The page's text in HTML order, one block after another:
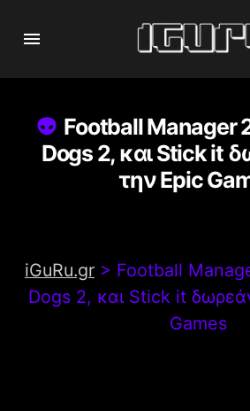
Football Manager
Dogs 2, και Stick it
την Epic
iGuRu.gr > Football
Dogs 2, και Stick it
Games